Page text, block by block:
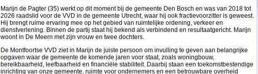
Marijn de Pagter (35) werkt op dit moment bij de gemeente Den Bosch en was van 2018 tot
2026 raadslid voor de VVD in de gemeente Utrecht, waar hij ook fractievoorzitter is geweest.
Hij brengt ruime ervaring mee op het gebied van ruimtelijke ordening, verkeer en
dienstverlening. Binnen de partij staat hij bekend als verbindend en resultaatgericht. Marijn
woont in De Meern met zijn vrouw en twee dochters.
De Montfoortse VVD ziet in Marijn de juiste persoon om invulling te geven aan belangrijke
opgaven waar de gemeente de komende jaren voor staat, zoals woningbouw,
bereikbaarheid, leefbaarheid en financiële stabiliteit. Daarbij staan een toekomstbestendige
inrichting van onze gemeente, ruimte voor ondernemers en een betrouwbare overheid